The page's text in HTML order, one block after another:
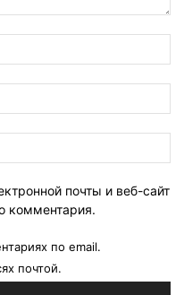
почты и веб-сайт
комментария.
по email.
почтой.